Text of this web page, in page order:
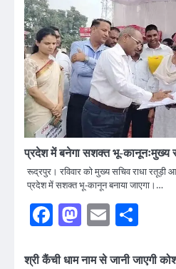
प्रदेश में बनेगा सशक्त भू-कानूनःमुख्य
रूद्रपुर। रविवार को मुख्य सचिव राधा रतूड़ी
प्रदेश में सशक्त भू-कानून बनाया जाएगा।…
Facebook
Mastodon
Email
श्री कैंची धाम नाम से जानी जाएगी